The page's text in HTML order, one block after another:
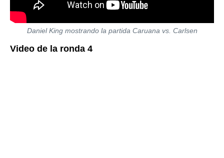
Daniel King mostrando la partida Caruana vs. Carlsen
Video de la ronda 4